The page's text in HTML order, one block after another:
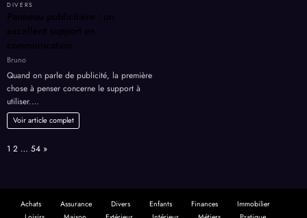
DIVERS
Panneau publicitaire : un
excellent support en
communication
Bruno
Quand on parle de publicité, la première
chose à penser concerne le support à
utiliser.…
Voir article complet
Page:
1 2 … 54 Next
»
Achats Assurance Divers Enfants Finances
Immobilier